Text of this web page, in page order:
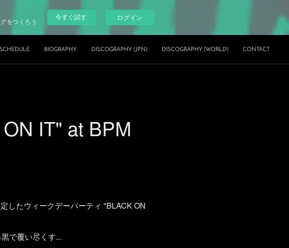
をつくろう
今すぐ試す ログイン
BIOGRAPHY DISCOGRAPHY (JPN) DISCOGRAPHY (WORLD) CONTACT
IT" at BPM
したウィークデーパーティ "BLACK ON
で覆い尽くす...